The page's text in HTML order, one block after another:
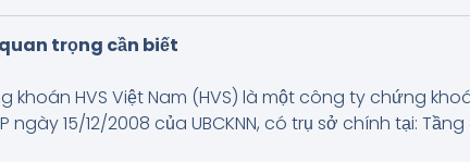
trọng cần biết
khoán HVS Việt Nam (HVS) là một công ty chứng
ngày 15/12/2008 của UBCKNN, có trụ sở chính tại: Tầng